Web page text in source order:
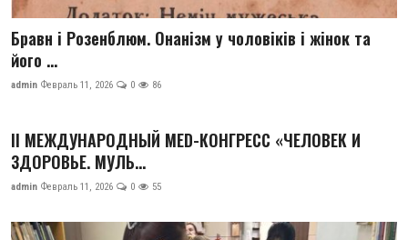
Бравн і Розенблюм. Онанізм у чоловіків і жінок та
його ...
admin Февраль 11, 2026 0 86
II МЕЖДУНАРОДНЫЙ MED-КОНГРЕСС «ЧЕЛОВЕК И
ЗДОРОВЬЕ. МУЛЬ...
admin Февраль 11, 2026 0 55